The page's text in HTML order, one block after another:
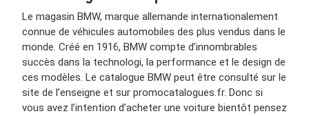
Le magasin BMW, marque allemande internationalement
connue de véhicules automobiles des plus vendus dans le
monde. Créé en 1916, BMW compte d’innombrables
succès dans la technologi, la performance et le design de
ces modèles. Le catalogue BMW peut être consulté sur le
site de l’enseigne et sur promocatalogues.fr. Donc si
vous avez l’intention d’acheter une voiture bientôt pensez